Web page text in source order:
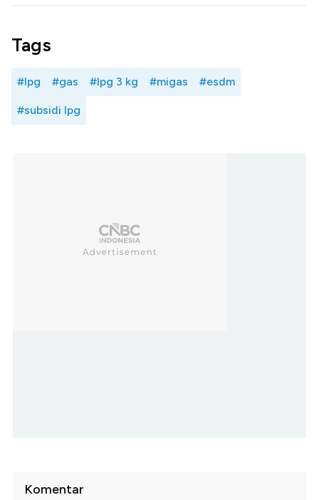
Tags
#lpg #gas #lpg 3 kg #migas #esdm
#subsidi lpg
Komentar